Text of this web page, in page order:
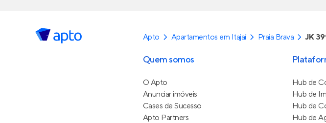
Apto Apartamentos em Itajaí Praia Brava JK
Quem somos
O Apto
Anunciar imóveis
Cases de Sucesso
Apto Partners
Hub de
Hub de
Hub de
Hub de